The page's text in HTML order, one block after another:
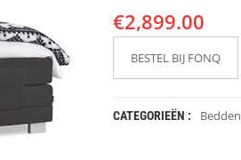
€2,899.00
BESTEL BIJ FONQ
CATEGORIEËN : Bedden